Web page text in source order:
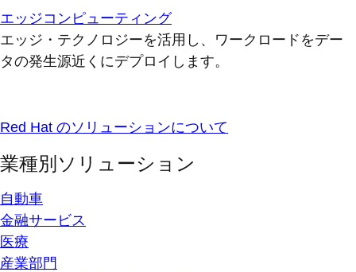
エッジコンピューティング
エッジ・テクノロジーを活用し、ワークロードをデー
タの発生源近くにデプロイします。
Red Hat のソリューションについて
業種別ソリューション
自動車
金融サービス
医療
産業部門